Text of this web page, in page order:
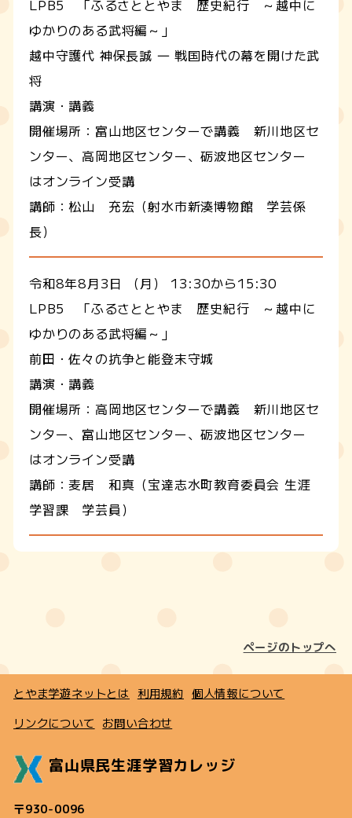
LPB5 「ふるさととやま 歴史紀行 ～越中に
ゆかりのある武将編～」
越中守護代 神保長誠 ― 戦国時代の幕を開けた武
将
講演・講義
開催場所： 富山地区センターで講義 新川地区セ
ンター、高岡地区センター、砺波地区センター
はオンライン受講
講師：松山 充宏（射水市新湊博物館 学芸係
長）
令和8年8月3日 （月） 13:30から15:30
LPB5 「ふるさととやま 歴史紀行 ～越中に
ゆかりのある武将編～」
前田・佐々の抗争と能登末守城
講演・講義
開催場所： 高岡地区センターで講義 新川地区セ
ンター、富山地区センター、砺波地区センター
はオンライン受講
講師：麦居 和真（宝達志水町教育委員会 生涯
学習課 学芸員）
ページのトップへ
とやま学遊ネットとは 利用規約 個人情報について
リンクについて お問い合わせ
富山県民生涯学習カレッジ
〒930-0096